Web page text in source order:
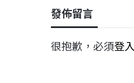
發佈留言
很抱歉，必須登入